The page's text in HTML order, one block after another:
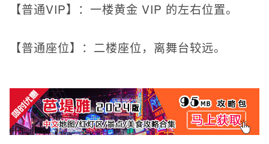
【普通VIP】：一楼黄金 VIP 的左右位置。
【普通座位】：二楼座位，离舞台较远。